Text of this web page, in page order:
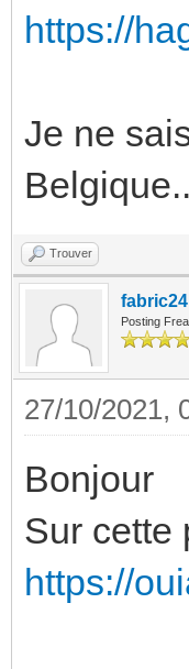
https://
Je ne
Trouver
fabric24
Posting
27/10/2021,
Bonjour
Sur cette
https://